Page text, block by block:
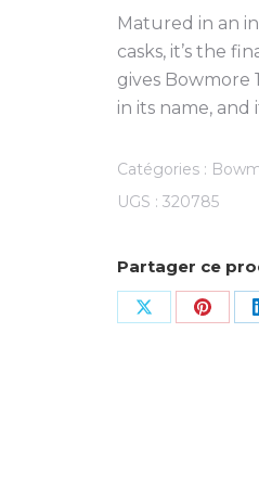
Matured in an
casks, it’s the
gives Bowmore
in its name, and
Catégories :
UGS : 320785
Partager ce
Share Share